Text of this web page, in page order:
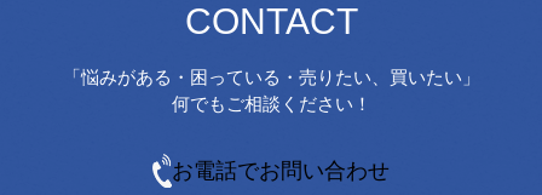
CONTACT
「悩みがある・困っている・売りたい、買いたい」
何でもご相談ください！
お電話でお問い合わせ